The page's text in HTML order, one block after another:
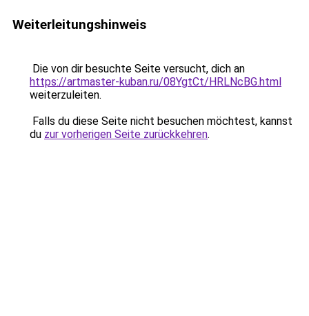
Weiterleitungshinweis
Die von dir besuchte Seite versucht, dich an
https://artmaster-kuban.ru/08YgtCt/HRLNcBG.html
weiterzuleiten.
Falls du diese Seite nicht besuchen möchtest, kannst
du zur vorherigen Seite zurückkehren.